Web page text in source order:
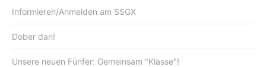
Informieren/Anmelden am SSGX
Dober dan!
Unsere neuen Fünfer: Gemeinsam "Klasse"!